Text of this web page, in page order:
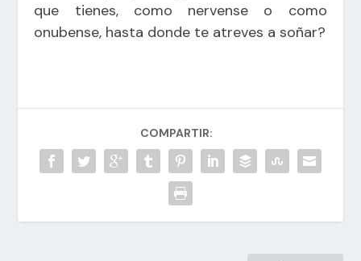
que tienes, como nervense o como
onubense, hasta donde te atreves a soñar?
COMPARTIR: